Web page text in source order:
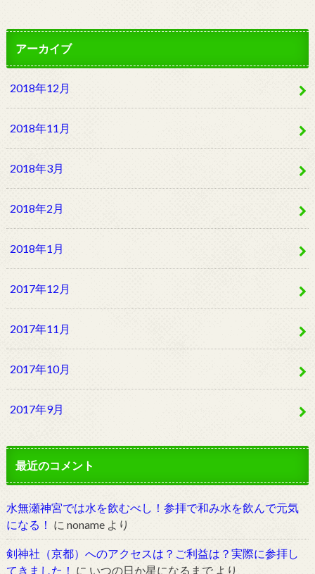
アーカイブ
2018年12月
2018年11月
2018年3月
2018年2月
2018年1月
2017年12月
2017年11月
2017年10月
2017年9月
最近のコメント
水無瀬神宮では水を飲むべし！参拝で和み水を飲んで元気
になる！ に nonameより
剣神社（京都）へのアクセスは？ご利益は？実際に参拝し
てきました！ に いつの日か星になるまでより